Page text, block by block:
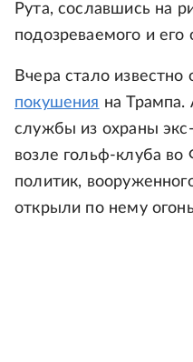
Рута, сославшись на
подозреваемого и
Вчера стало известно
покушения на Трампа.
службы из охраны
возле гольф-клуба во
политик,
открыли по нему